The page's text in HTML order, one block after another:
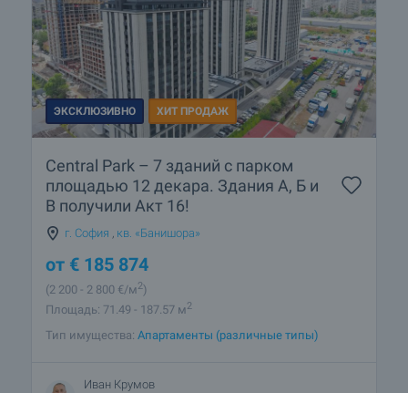
ЭКСКЛЮЗИВНО ХИТ ПРОДАЖ
Central Park – 7 зданий с парком
площадью 12 декара. Здания А, Б и
В получили Акт 16!
г. София кв. «Банишора»
от € 185 874
(2 200 - 2 800 €/м2)
Площадь: 71.49 - 187.57 м2
Тип имущества: Апартаменты (различные типы)
Иван Крумов